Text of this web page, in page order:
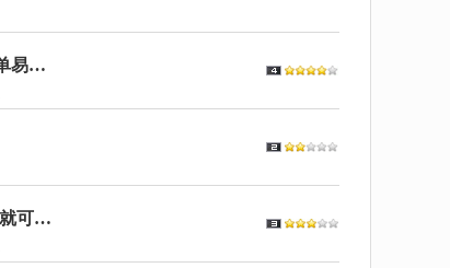
历史人物一生豆包智能体生成提示词，让你快速制作历史人物一生类视频，简单易上手【揭秘】 152370
持续爆火的林黛玉贾宝玉互怼视频，比爽文还好看，利用DeepSeek+即梦+豆包就可以完美复刻【揭秘】 151366